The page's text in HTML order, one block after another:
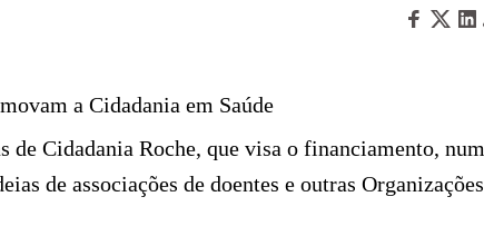
a Cidadania em Saúde
de Cidadania Roche, que visa o financiamento, num
de associações de doentes e outras Organizações